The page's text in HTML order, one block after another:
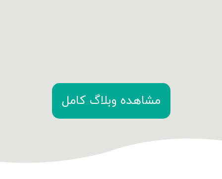
مشاهده وبلاگ کامل